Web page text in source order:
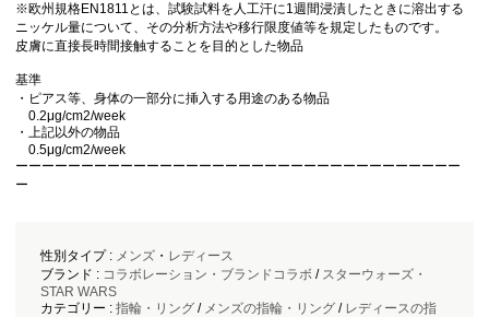
※欧州規格EN1811とは、試験試料を人工汗に1週間浸漬したときに溶出する
ニッケル量について、その分析方法や移行限度値等を規定したものです。
皮膚に直接長時間接触することを目的とした物品
基準
・ピアス等、身体の一部分に挿入する用途のある物品
0.2μg/cm2/week
・上記以外の物品
0.5μg/cm2/week
ーーーーーーーーーーーーーーーーーーーーーーーーーーーーーーーーーー
ー
性別タイプ : メンズ・ レディース
ブランド : コラボレーション・ブランドコラボ / スターウォーズ・
STAR WARS
カテゴリー : 指輪・リング/ メンズの指輪・リング/ レディースの指